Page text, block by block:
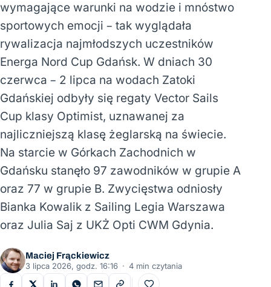
wymagające warunki na wodzie i mnóstwo
sportowych emocji – tak wyglądała
rywalizacja najmłodszych uczestników
Energa Nord Cup Gdańsk. W dniach 30
czerwca – 2 lipca na wodach Zatoki
Gdańskiej odbyły się regaty Vector Sails
Cup klasy Optimist, uznawanej za
najliczniejszą klasę żeglarską na świecie.
Na starcie w Górkach Zachodnich w
Gdańsku stanęło 97 zawodników w grupie A
oraz 77 w grupie B. Zwycięstwa odniosły
Bianka Kowalik z Sailing Legia Warszawa
oraz Julia Saj z UKŻ Opti CWM Gdynia.
Maciej Frąckiewicz
3 lipca 2026, godz. 16:16 · 4 min czytania